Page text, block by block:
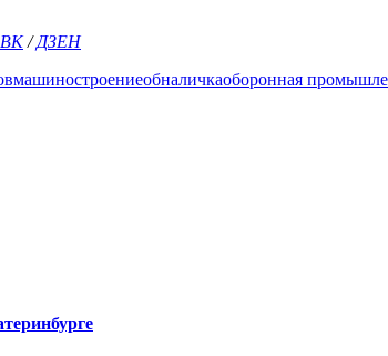
ВК/ДЗЕН
машиностроениеобналичкаоборонная